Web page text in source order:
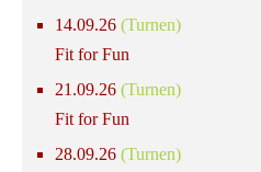
14.09.26 (Turnen)
Fit for Fun
21.09.26 (Turnen)
Fit for Fun
28.09.26 (Turnen)